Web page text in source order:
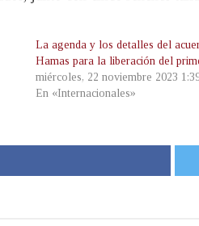
La agenda y los detalles del
Hamas para la liberación del
miércoles, 22 noviembre 2023
En «Internacionales»